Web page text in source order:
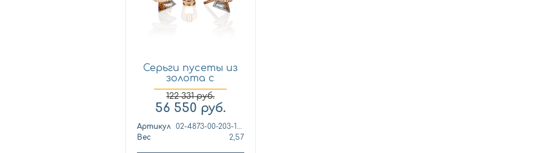
Серьги пусеты из
золота с
аметистом и...
122 331руб.
56 550 руб.
Артикул
Вес
2,57